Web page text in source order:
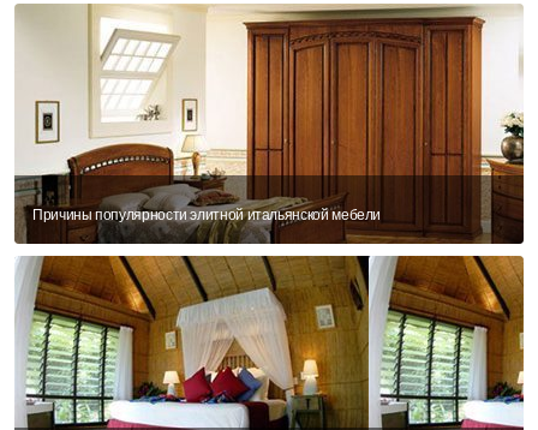
Причины популярности элитной итальянской мебели